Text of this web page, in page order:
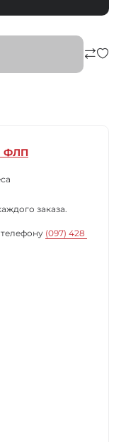
ФЛП
заказа.
(097) 428